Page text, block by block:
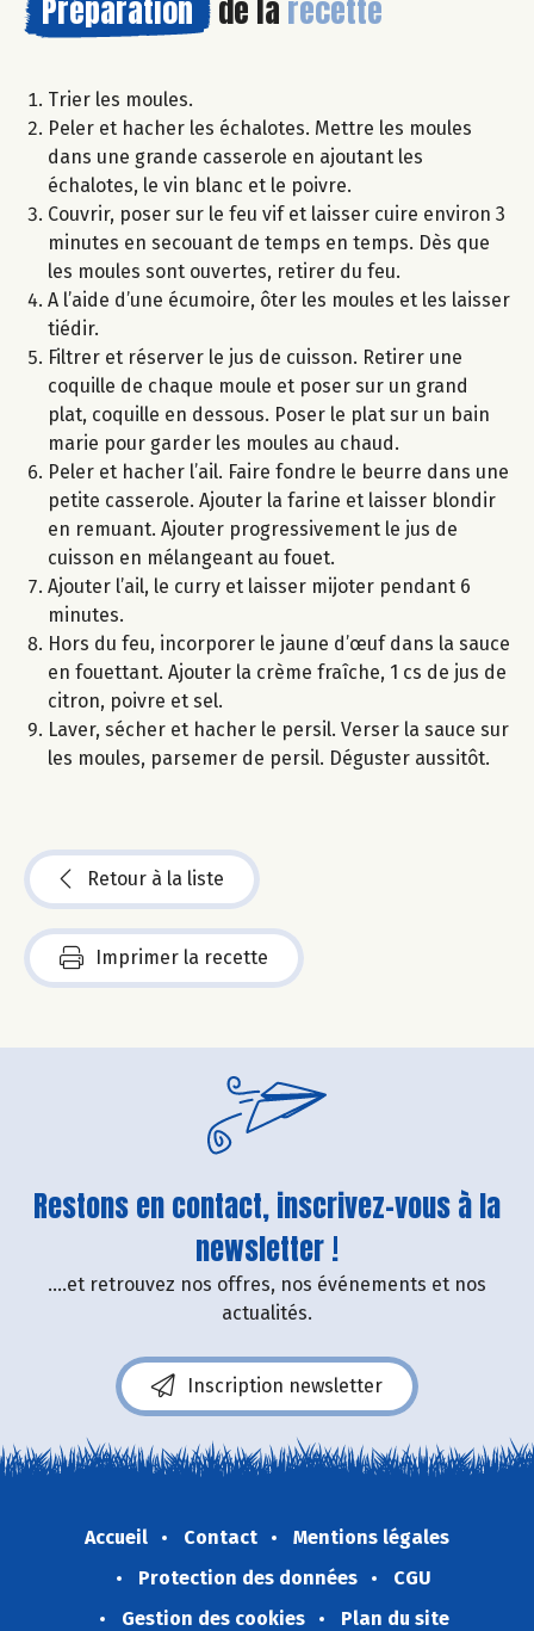
Préparation de la recette
Trier les moules.
Peler et hacher les échalotes. Mettre les moules
dans une grande casserole en ajoutant les
échalotes, le vin blanc et le poivre.
Couvrir, poser sur le feu vif et laisser cuire environ 3
minutes en secouant de temps en temps. Dès que
les moules sont ouvertes, retirer du feu.
A l’aide d’une écumoire, ôter les moules et les laisser
tiédir.
Filtrer et réserver le jus de cuisson. Retirer une
coquille de chaque moule et poser sur un grand
plat, coquille en dessous. Poser le plat sur un bain
marie pour garder les moules au chaud.
Peler et hacher l’ail. Faire fondre le beurre dans une
petite casserole. Ajouter la farine et laisser blondir
en remuant. Ajouter progressivement le jus de
cuisson en mélangeant au fouet.
Ajouter l’ail, le curry et laisser mijoter pendant 6
minutes.
Hors du feu, incorporer le jaune d’œuf dans la sauce
en fouettant. Ajouter la crème fraîche, 1 cs de jus de
citron, poivre et sel.
Laver, sécher et hacher le persil. Verser la sauce sur
les moules, parsemer de persil. Déguster aussitôt.
Retour à la liste
Imprimer la recette
Restons en contact, inscrivez-vous à la
newsletter !
....et retrouvez nos offres, nos événements et nos
actualités.
Inscription newsletter
Accueil Contact
Mentions légales
Protection des données
CGU
Gestion des cookies
Plan du site